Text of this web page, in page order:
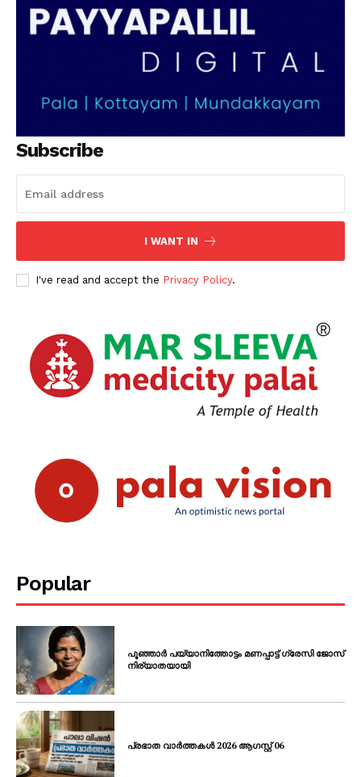
Subscribe
I WANT IN
I've read and accept the Privacy Policy.
Popular
പൂഞ്ഞാർ പയ്യാനിത്തോട്ടം മണപ്പാട്ട് ഗ്രേസി ജോസ്
നിര്യാതയായി
പ്രഭാത വാർത്തകൾ 2026 ആഗസ്റ്റ് 06